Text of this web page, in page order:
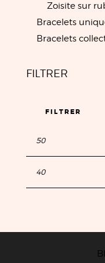
Zoisite sur
Bracelets
Bracelets
FILTRER
FILTRER